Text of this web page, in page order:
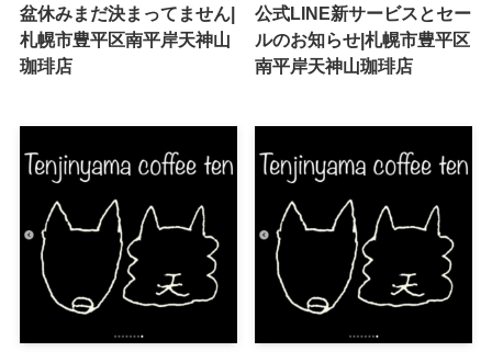
盆休みまだ決まってません|
札幌市豊平区南平岸天神山
珈琲店
公式LINE新サービスとセー
ルのお知らせ|札幌市豊平区
南平岸天神山珈琲店